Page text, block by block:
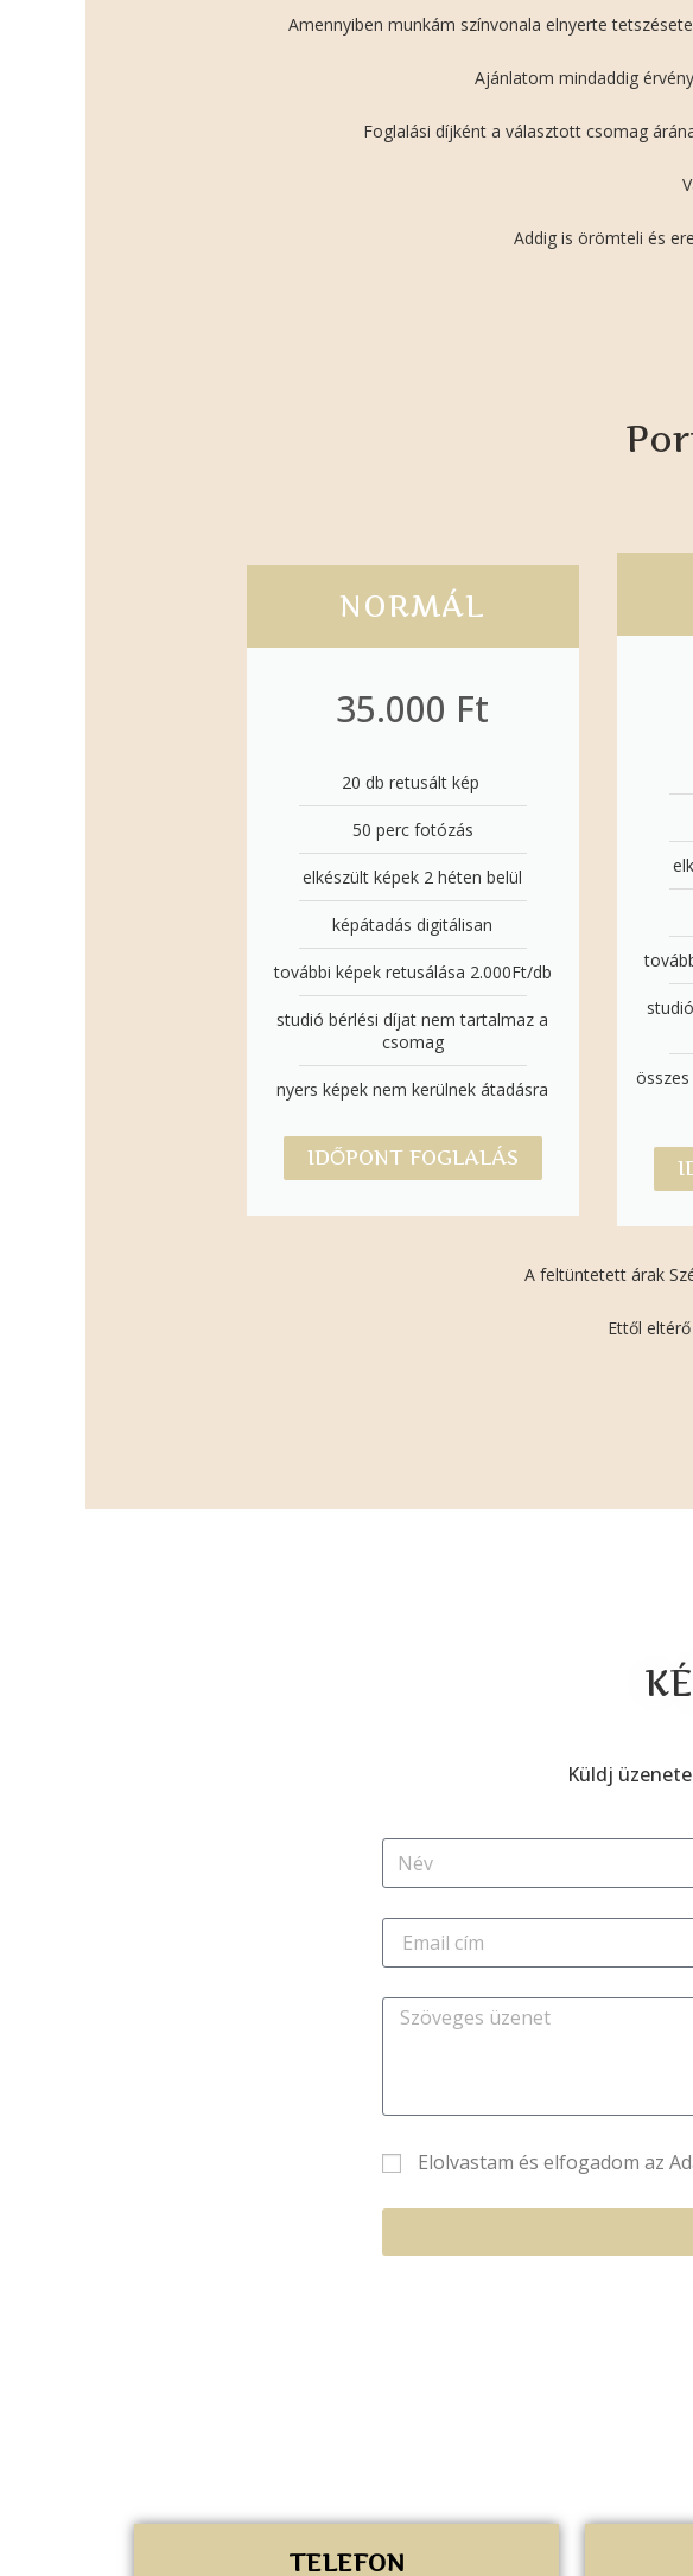
Amennyiben munkám színvonala elnyerte
Ajánlatom mindaddig
Foglalási díjként a választott csomag
Addig is örömteli és
NORMÁL
35.000 Ft
20 db retusált kép ​
50 perc fotózás
elkészült képek 2 héten belül
képátadás digitálisan
további képek retusálása 2.000Ft/db
studió bérlési díjat nem tartalmaz a
csomag
nyers képek nem kerülnek átadásra
IDŐPONT FOGLALÁS
A feltüntetett árak
Ettől
Küldj
Elolvastam és elfogadom az
TELEFON